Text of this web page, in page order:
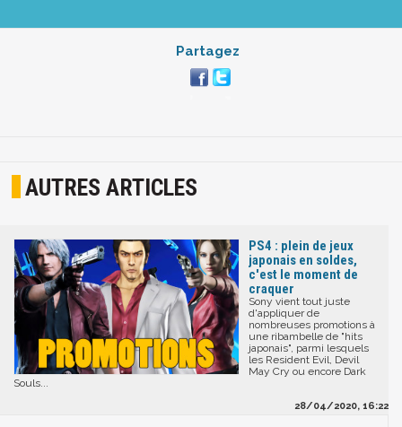
Partagez
AUTRES ARTICLES
PS4 : plein de jeux
japonais en soldes,
c'est le moment de
craquer
Sony vient tout juste
d'appliquer de
nombreuses promotions à
une ribambelle de "hits
japonais", parmi lesquels
les Resident Evil, Devil
May Cry ou encore Dark
Souls...
28/04/2020, 16:22